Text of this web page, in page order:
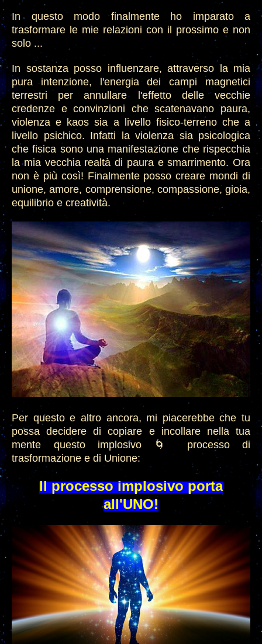
In questo modo finalmente ho imparato a
trasformare le mie relazioni con il prossimo e non
solo ...
In sostanza posso influenzare, attraverso la mia
pura intenzione, l'energia dei campi magnetici
terrestri per annullare l'effetto delle vecchie
credenze e convinzioni che scatenavano paura,
violenza e kaos sia a livello fisico-terreno che a
livello psichico. Infatti la violenza sia psicologica
che fisica sono una manifestazione che rispecchia
la mia vecchia realtà di paura e smarrimento. Ora
non è più così! Finalmente posso creare mondi di
unione, amore, comprensione, compassione, gioia,
equilibrio e creatività.
Per questo e altro ancora, mi piacerebbe che tu
possa decidere di copiare e incollare nella tua
mente questo implosivo 🌀 processo di
trasformazione e di Unione:
Il processo implosivo porta
all'UNO!